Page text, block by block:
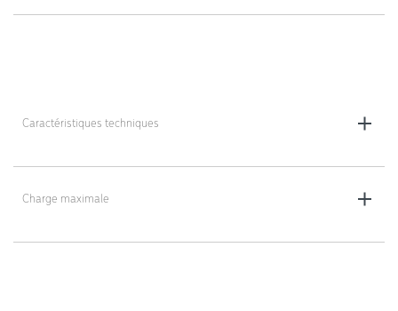
Caractéristiques techniques
Dimensions : 100 x 60 cm
Poids : 4,4 kg
Charge maximale
100 kg